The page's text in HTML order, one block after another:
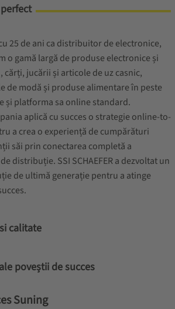
25 de ani ca distribuitor de electronice,
o gamă largă de produse electronice și
cărți, jucării și articole de uz casnic,
de modă și produse alimentare în peste
și platforma sa online standard.
aplică cu succes o strategie online-to-
a crea o experiență de cumpărături
săi prin conectarea completă a
distribuție. SSI SCHAEFER a dezvoltat un
de ultimă generație pentru a atinge
calitate
poveștii de succes
Suning